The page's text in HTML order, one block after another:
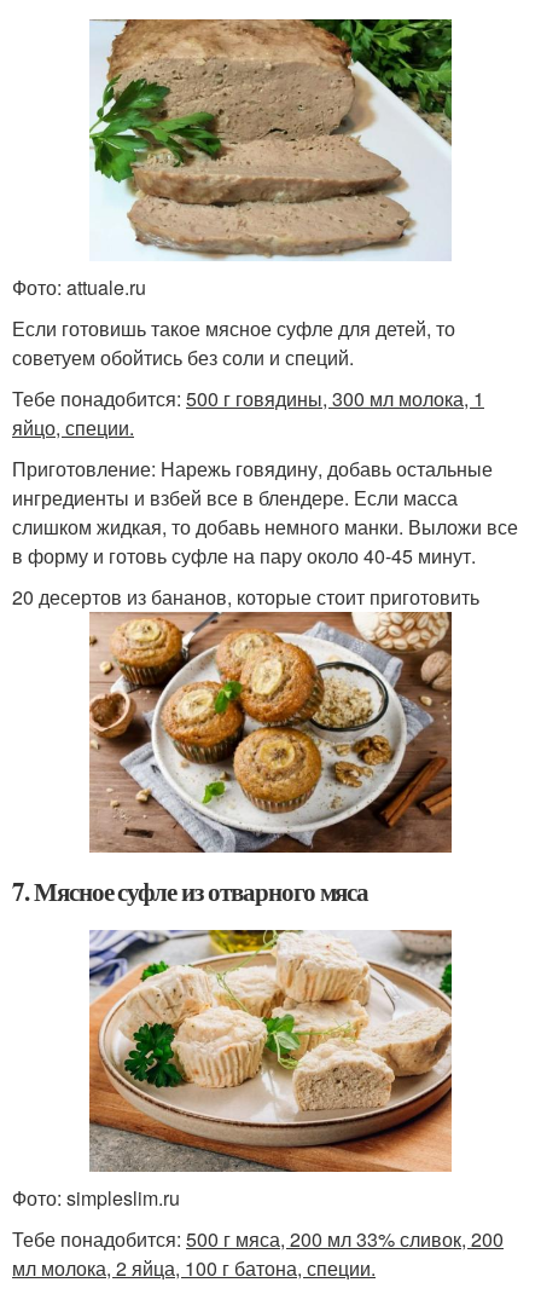
Фото: attuale.ru
Если готовишь такое мясное суфле для детей, то
советуем обойтись без соли и специй.
Тебе понадобится: 500 г говядины, 300 мл молока, 1
яйцо, специи.
Приготовление: Нарежь говядину, добавь остальные
ингредиенты и взбей все в блендере. Если масса
слишком жидкая, то добавь немного манки. Выложи все
в форму и готовь суфле на пару около 40-45 минут.
20 десертов из бананов, которые стоит приготовить
7. Мясное суфле из отварного мяса
Фото: simpleslim.ru
Тебе понадобится: 500 г мяса, 200 мл 33% сливок, 200
мл молока, 2 яйца, 100 г батона, специи.